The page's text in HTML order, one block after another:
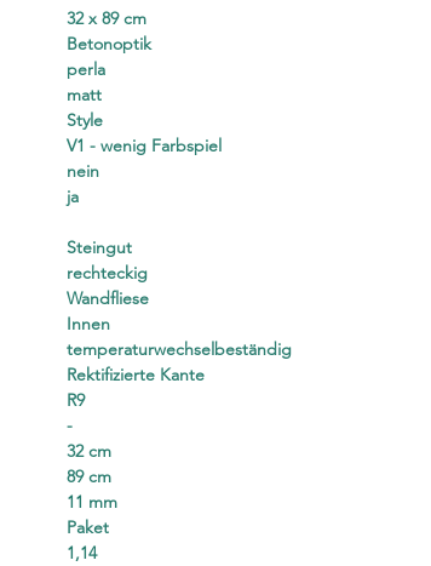
32 x 89 cm
Betonoptik
perla
matt
Style
V1 - wenig Farbspiel
nein
ja
Steingut
rechteckig
Wandfliese
Innen
temperaturwechselbeständig
Rektifizierte Kante
R9
-
32 cm
89 cm
11 mm
Paket
1,14